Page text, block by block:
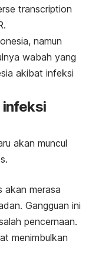
transcription
namun
wabah yang
akibat infeksi
infeksi
akan muncul
akan merasa
Gangguan ini
pencernaan.
menimbulkan